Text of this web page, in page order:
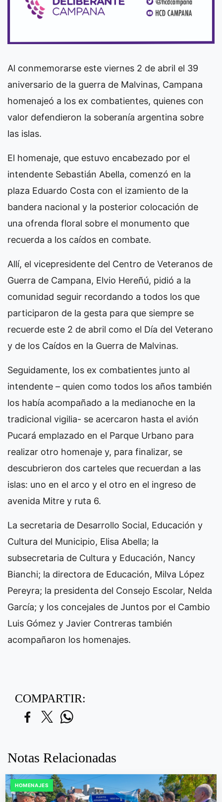
Al conmemorarse este viernes 2 de abril el 39
aniversario de la guerra de Malvinas, Campana
homenajeó a los ex combatientes, quienes con
valor defendieron la soberanía argentina sobre
las islas.
El homenaje, que estuvo encabezado por el
intendente Sebastián Abella, comenzó en la
plaza Eduardo Costa con el izamiento de la
bandera nacional y la posterior colocación de
una ofrenda floral sobre el monumento que
recuerda a los caídos en combate.
Allí, el vicepresidente del Centro de Veteranos de
Guerra de Campana, Elvio Hereñú, pidió a la
comunidad seguir recordando a todos los que
participaron de la gesta para que siempre se
recuerde este 2 de abril como el Día del Veterano
y de los Caídos en la Guerra de Malvinas.
Seguidamente, los ex combatientes junto al
intendente – quien como todos los años también
los había acompañado a la medianoche en la
tradicional vigilia- se acercaron hasta el avión
Pucará emplazado en el Parque Urbano para
realizar otro homenaje y, para finalizar, se
descubrieron dos carteles que recuerdan a las
islas: uno en el arco y el otro en el ingreso de
avenida Mitre y ruta 6.
La secretaria de Desarrollo Social, Educación y
Cultura del Municipio, Elisa Abella; la
subsecretaria de Cultura y Educación, Nancy
Bianchi; la directora de Educación, Milva López
Pereyra; la presidenta del Consejo Escolar, Nelda
García; y los concejales de Juntos por el Cambio
Luis Gómez y Javier Contreras también
acompañaron los homenajes.
COMPARTIR:
Notas Relacionadas
HOMENAJES